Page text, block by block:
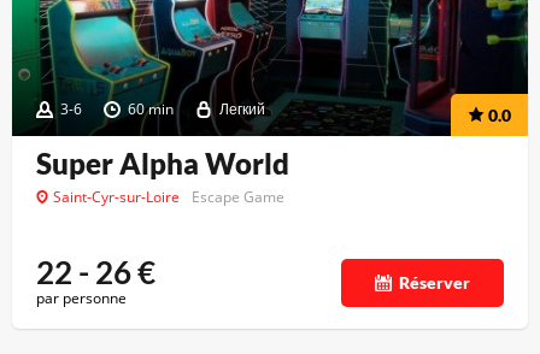
3-6 60 min Легкий 0.0
Super Alpha World
Saint-Cyr-sur-Loire Escape Game
22 - 26€
par personne
Réserver